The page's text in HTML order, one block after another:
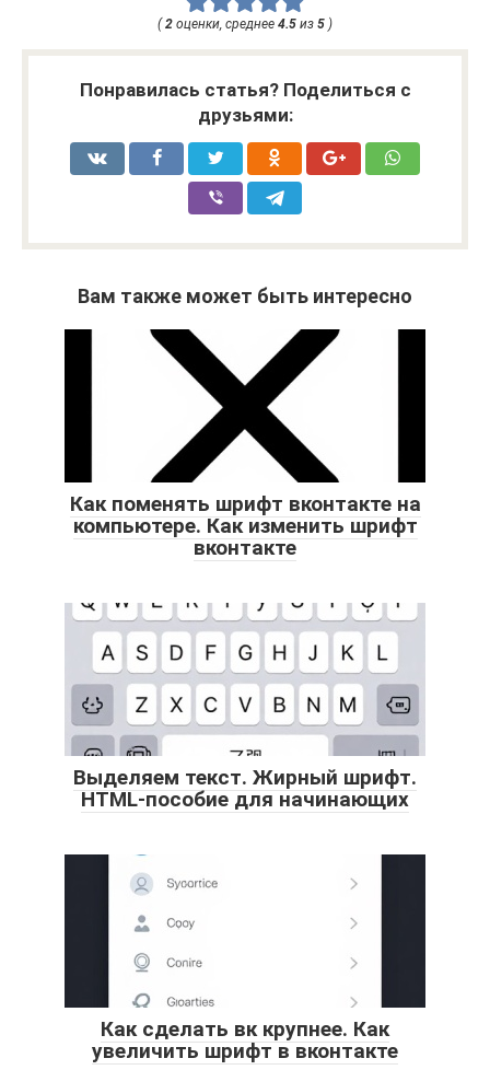
( 2 оценки, среднее 4.5 из 5 )
Понравилась статья? Поделиться с
друзьями:
Вам также может быть интересно
Как поменять шрифт вконтакте на
компьютере. Как изменить шрифт
вконтакте
Выделяем текст. Жирный шрифт.
HTML-пособие для начинающих
Как сделать вк крупнее. Как
увеличить шрифт в вконтакте